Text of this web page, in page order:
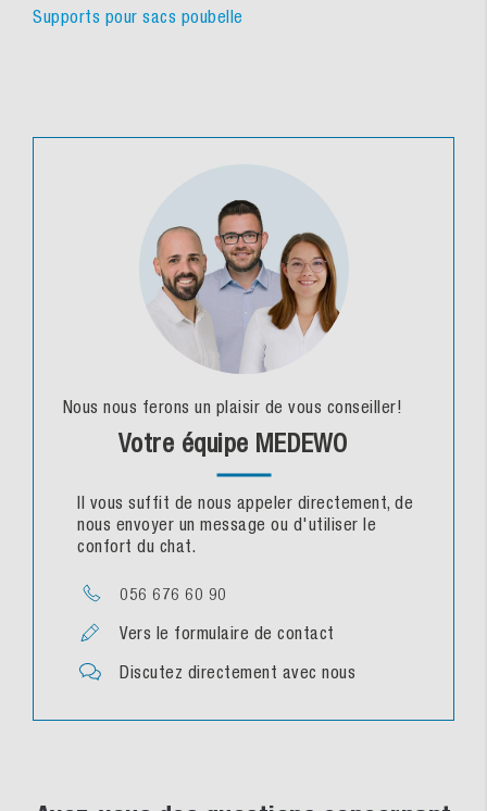
Supports pour sacs poubelle
Nous nous ferons un plaisir de vous conseiller!
Votre équipe MEDEWO
Il vous suffit de nous appeler directement, de
nous envoyer un message ou d'utiliser le
confort du chat.
056 676 60 90
Vers le formulaire de contact
Discutez directement avec nous